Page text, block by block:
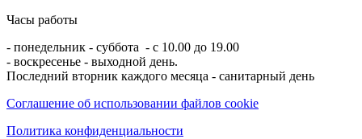
Часы работы
- понедельник - суббота - с 10.00 до 19.00
- воскресенье - выходной день.
Последний вторник каждого месяца - санитарный день
Соглашение об использовании файлов cookie
Политика конфиденциальности